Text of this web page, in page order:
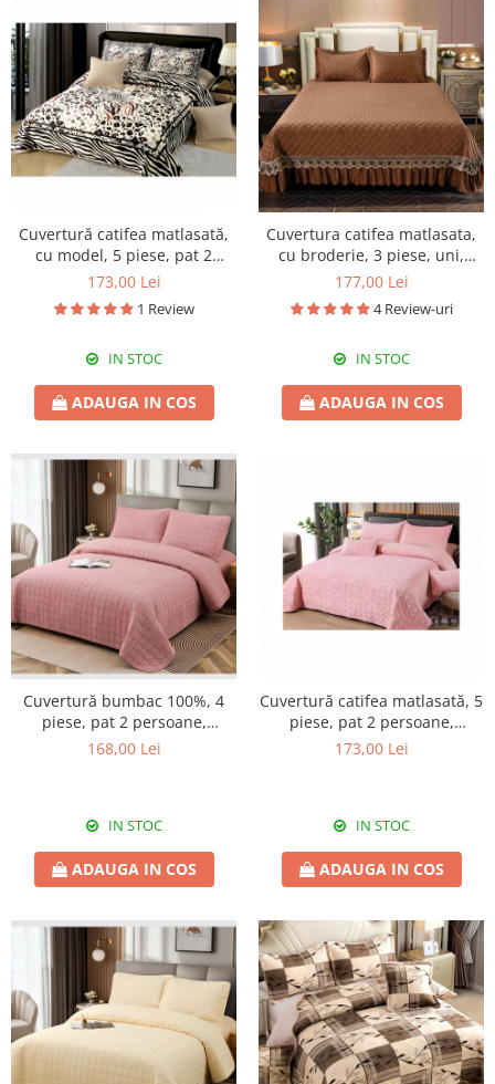
Cuvertură catifea matlasată,
cu model, 5 piese, pat 2
persoane, 230x250 cm, CM36
173,00 Lei
1 Review
IN STOC
ADAUGA IN COS
Cuvertura catifea matlasata,
cu broderie, 3 piese, uni,
220X240 cm CC77
177,00 Lei
4 Review-uri
IN STOC
ADAUGA IN COS
Cuvertură bumbac 100%, 4
piese, pat 2 persoane,
230x240 cm, EY01
168,00 Lei
IN STOC
ADAUGA IN COS
Cuvertură catifea matlasată, 5
piese, pat 2 persoane,
220x240 cm, CC16
173,00 Lei
IN STOC
ADAUGA IN COS